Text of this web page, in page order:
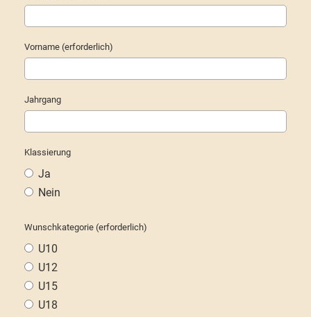
Vorname (erforderlich)
Jahrgang
Klassierung
Ja
Nein
Wunschkategorie (erforderlich)
U10
U12
U15
U18